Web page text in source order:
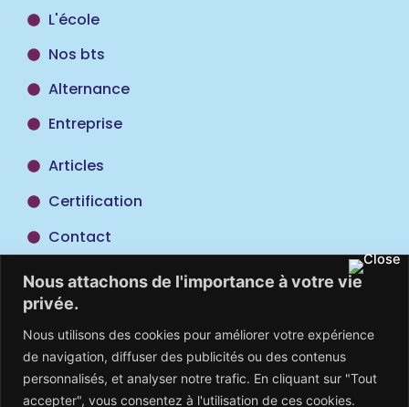
Nous attachons de l'importance à votre vie
privée.
Nous utilisons des cookies pour améliorer votre expérience
de navigation, diffuser des publicités ou des contenus
personnalisés, et analyser notre trafic. En cliquant sur "Tout
accepter", vous consentez à l'utilisation de ces cookies.
L'école
Nos bts
Alternance
Entreprise
Articles
Certification
Contact
Taxe
d'apprentissage